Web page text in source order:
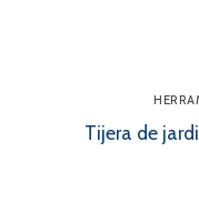
Tijera de